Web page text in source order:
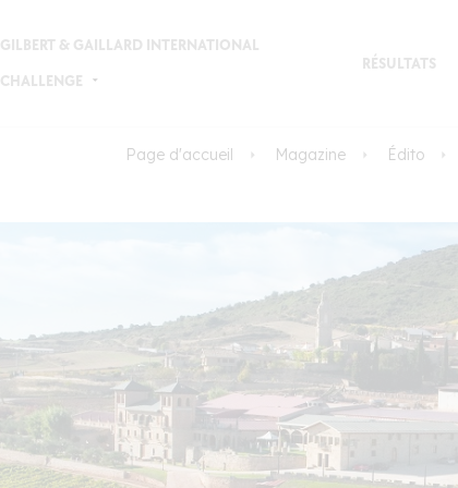
GILBERT & GAILLARD INTERNATIONAL
CHALLENGE
RÉSULTATS
Page d'accueil Magazine Édito